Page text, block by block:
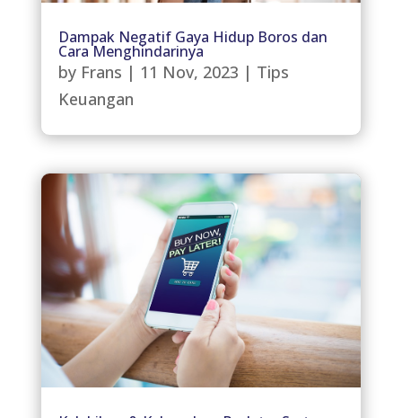
Dampak Negatif Gaya Hidup Boros dan
Cara Menghindarinya
by Frans | 11 Nov, 2023 | Tips
Keuangan